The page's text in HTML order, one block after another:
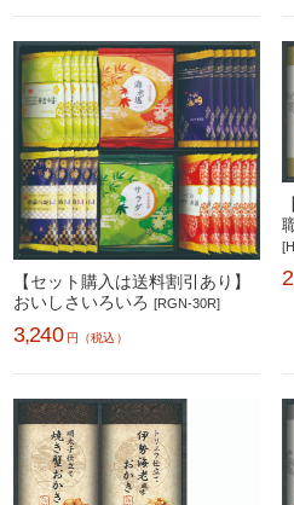
【セット購入は送料割引あり】
おいしさいろいろ[RGN-30R]
3,240 円（税込）